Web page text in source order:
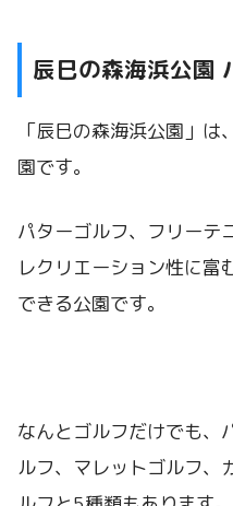
辰巳の森海浜公園
「辰巳の森海浜公園」
園です。
パターゴルフ、フリーテ
レクリエーション性に富
できる公園です。
なんとゴルフだけでも、
ルフ、マレットゴルフ、